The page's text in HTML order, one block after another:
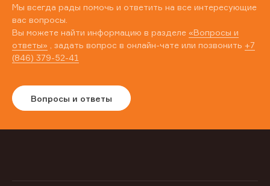
Мы всегда рады помочь и ответить на все интересующие
вас вопросы.
Вы можете найти информацию в разделе «Вопросы и
ответы» , задать вопрос в онлайн-чате или позвонить +7
(846) 379-52-41
Вопросы и ответы